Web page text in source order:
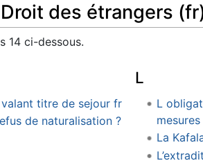
des étrangers
14 ci-dessous.
titre de sejour fr
de naturalisation ?
L
L
mesures
La